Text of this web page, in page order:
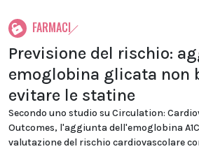
FARMACI
Previsione del rischio:
emoglobina glicata non
evitare le statine
Secondo uno studio su Circulation:
Outcomes, l'aggiunta dell'emoglobina
valutazione del rischio cardiovascolare